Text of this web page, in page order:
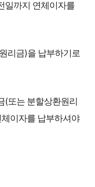
일까지 연체이자를
리금)을 납부하기로
(또는 분할상환원리
이자를 납부하셔야